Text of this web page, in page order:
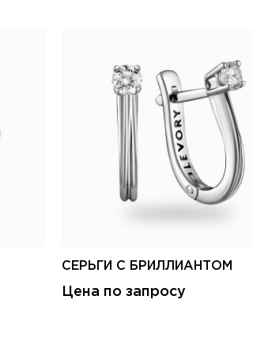
СЕРЬГИ С БРИЛЛИАНТОМ
Цена по запросу